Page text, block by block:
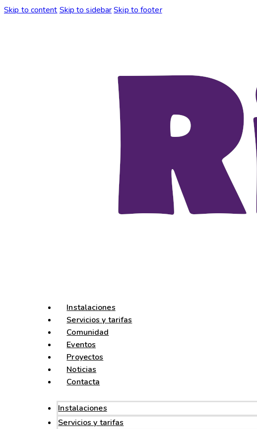
Skip to content Skip to sidebarSkip to footer
Instalaciones
Servicios y tarifas
Comunidad
Eventos
Proyectos
Noticias
Contacta
Instalaciones
Servicios y tarifas